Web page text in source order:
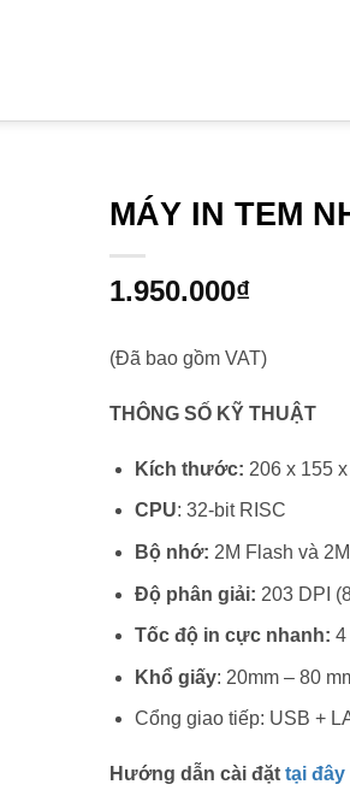
MÁY IN TEM
1.950.000₫
(Đã bao gồm VAT)
THÔNG SỐ KỸ THUẬT
Kích thước: 206 x 155
CPU: 32-bit RISC
Bộ nhớ: 2M Flash và
Độ phân giải: 203 DPI
Tốc độ in cực nhanh: 4
Khổ giấy: 20mm – 80
Cổng giao tiếp: USB +
Hướng dẫn cài đặt tại đây